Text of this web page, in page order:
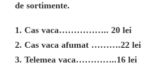
de sortimente.
1. Cas vaca…………….. 20 lei
2. Cas vaca afumat ……….22 lei
3. Telemea vaca…………..16 lei